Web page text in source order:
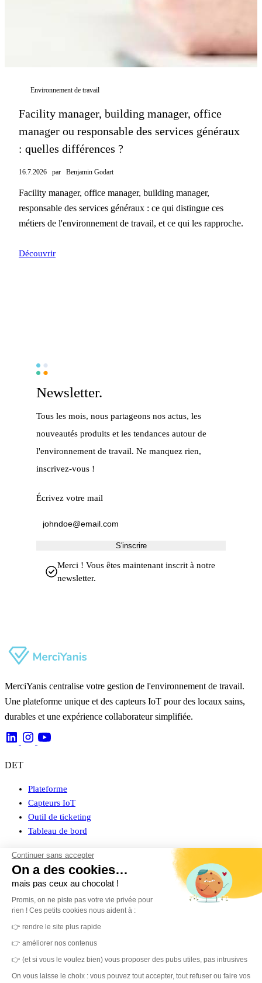
Environnement de travail
Facility manager, building manager, office
manager ou responsable des services généraux
: quelles différences ?
16.7.2026 par Benjamin Godart
Facility manager, office manager, building manager,
responsable des services généraux : ce qui distingue ces
métiers de l'environnement de travail, et ce qui les rapproche.
Découvrir
Newsletter.
Tous les mois, nous partageons nos actus, les
nouveautés produits et les tendances autour de
l'environnement de travail. Ne manquez rien,
inscrivez-vous !
Écrivez votre mail
S'inscrire
Merci ! Vous êtes maintenant inscrit à notre
newsletter.
MerciYanis centralise votre gestion de l'environnement de travail.
Une plateforme unique et des capteurs IoT pour des locaux sains,
durables et une expérience collaborateur simplifiée.
DET
Plateforme
Capteurs IoT
Outil de ticketing
Tableau de bord
Prestataires de service
Pilotage des données
Catalogue
Clients
Continuer sans accepter
On a des cookies…
mais pas ceux au chocolat !
Promis, on ne piste pas votre vie privée pour
rien ! Ces petits cookies nous aident à :
👉 rendre le site plus rapide
👉 améliorer nos contenus
👉 (et si vous le voulez bien) vous proposer des pubs utiles, pas intrusives
On vous laisse le choix : vous pouvez tout accepter, tout refuser ou faire vos